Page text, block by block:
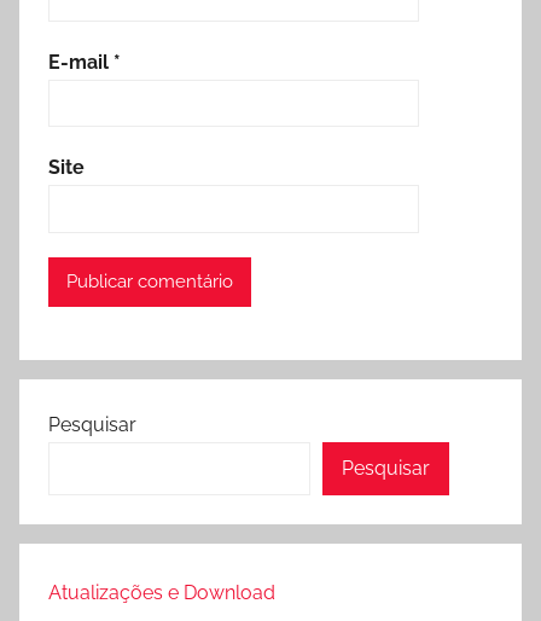
E-mail *
Site
Pesquisar
Pesquisar
Atualizações e Download